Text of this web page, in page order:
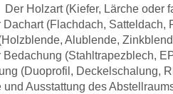
Der Holzart (Kiefer, Lärche oder
Dachart (Flachdach, Satteldach,
Alublende,
Bedachung (Stahltrapezblech,
(Duoprofil, Deckelschalung,
und Ausstattung des